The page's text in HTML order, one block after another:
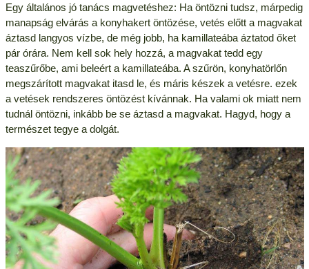
Egy általános jó tanács magvetéshez: Ha öntözni tudsz, márpedig
manapság elvárás a konyhakert öntözése, vetés előtt a magvakat
áztasd langyos vízbe, de még jobb, ha kamillateába áztatod őket
pár órára. Nem kell sok hely hozzá, a magvakat tedd egy
teaszűrőbe, ami beleért a kamillateába. A szűrön, konyhatörlőn
megszárított magvakat itasd le, és máris készek a vetésre. ezek
a vetések rendszeres öntözést kívánnak. Ha valami ok miatt nem
tudnál öntözni, inkább be se áztasd a magvakat. Hagyd, hogy a
természet tegye a dolgát.